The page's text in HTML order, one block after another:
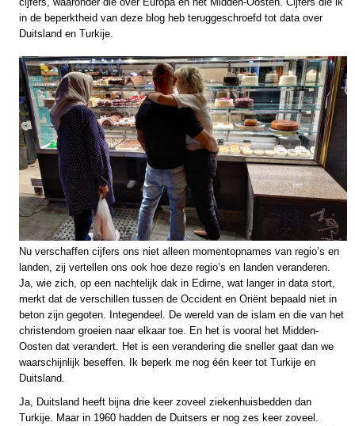
in de beperktheid van deze blog heb teruggeschroefd tot data over
Duitsland en Turkije.
Nu verschaffen cijfers ons niet alleen momentopnames van regio’s en
landen, zij vertellen ons ook hoe deze regio’s en landen veranderen.
Ja, wie zich, op een nachtelijk dak in Edirne, wat langer in data stort,
merkt dat de verschillen tussen de Occident en Oriënt bepaald niet in
beton zijn gegoten. Integendeel. De wereld van de islam en die van het
christendom groeien naar elkaar toe. En het is vooral het Midden-
Oosten dat verandert. Het is een verandering die sneller gaat dan we
waarschijnlijk beseffen. Ik beperk me nog één keer tot Turkije en
Duitsland.
Ja, Duitsland heeft bijna drie keer zoveel ziekenhuisbedden dan
Turkije. Maar in 1960 hadden de Duitsers er nog zes keer zoveel.